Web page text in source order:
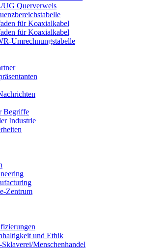
UG Querverweis
für Koaxialkabel
für Koaxialkabel
Umrechnungstabelle
Begriffe
Industrie
Zentrum
und Ethik
Menschenhandel